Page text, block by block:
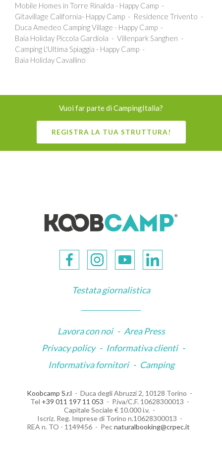
Mobile Homes in Torre Rinalda - Happy Camp
Gitavillage California- Happy Camp
Residence Trivento
Duca Amedeo Camping Village - Happy Camp
Baia Holiday Piccola Gardiola
Villenpark Sanghen
Camping L'Ultima Spiaggia - Happy Camp
Baia Holiday Cavallino
Vuoi far parte di CampingItalia?
REGISTRA LA TUA STRUTTURA!
Testata giornalistica
Lavora con noi - Area Press
Privacy policy - Informativa clienti -
Informativa fornitori - Camping
Koobcamp S.r.l
Duca degli Abruzzi 2, 10128 Torino
Tel +39 011 197 11 053
P.iva/C.F. 10628300013
Capitale Sociale € 10.000 i.v.
Iscriz. Reg. Imprese di Torino n.10628300013
REA n. TO - 1149456
Pecnaturalbooking@crpec.it